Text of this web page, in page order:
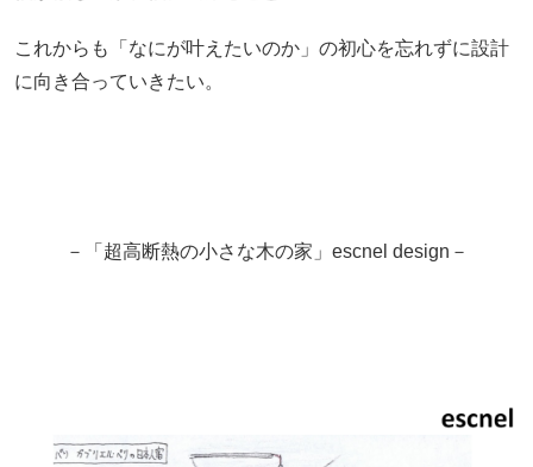
これからも「なにが叶えたいのか」の初心を忘れずに設計
に向き合っていきたい。
－「超高断熱の小さな木の家」escnel design－